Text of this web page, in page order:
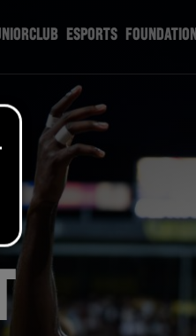
ESPORTS FOUNDATION